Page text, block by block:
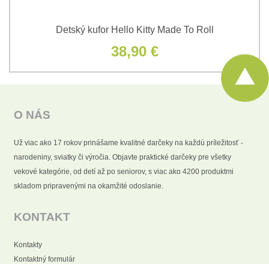
Detský kufor Hello Kitty Made To Roll
38,90 €
O NÁS
Už viac ako 17 rokov prinášame kvalitné darčeky na každú príležitosť -
narodeniny, sviatky či výročia. Objavte praktické darčeky pre všetky
vekové kategórie, od detí až po seniorov, s viac ako 4200 produktmi
skladom pripravenými na okamžité odoslanie.
KONTAKT
Kontakty
Kontaktný formulár